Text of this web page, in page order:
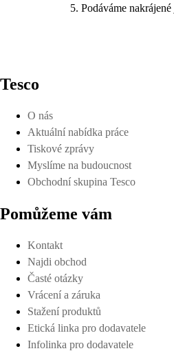
Podáváme
Tesco
O nás
Aktuální nabídka práce
Tiskové zprávy
Myslíme na budoucnost
Obchodní skupina Tesco
Pomůžeme vám
Kontakt
Najdi obchod
Časté otázky
Vrácení a záruka
Stažení produktů
Etická linka pro dodavatele
Infolinka pro dodavatele